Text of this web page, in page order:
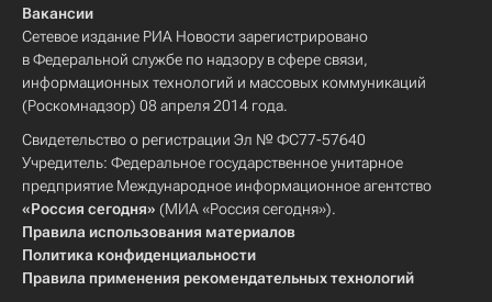
Вакансии
Сетевое издание РИА Новости зарегистрировано
в Федеральной службе по надзору в сфере связи,
информационных технологий и массовых коммуникаций
(Роскомнадзор) 08 апреля 2014 года.
Свидетельство о регистрации Эл № ФС77-57640
Учредитель: Федеральное государственное унитарное
предприятие Международное информационное агентство
«Россия сегодня» (МИА «Россия сегодня»).
Правила использования материалов
Политика конфиденциальности
Правила применения рекомендательных технологий